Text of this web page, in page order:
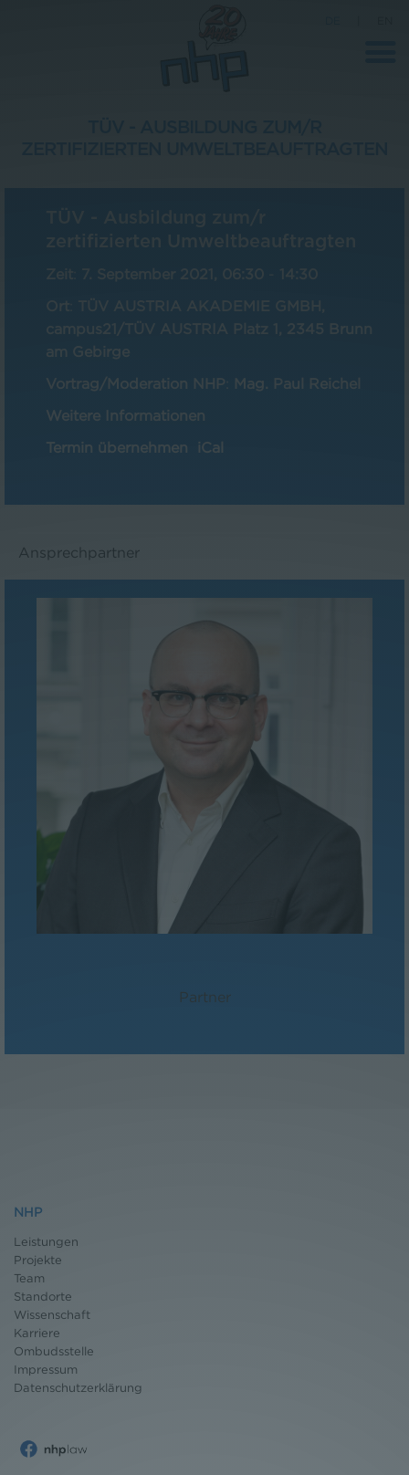
Pressebereich
Kontakt
Zeit 7. September 2021, 06:30
14:30
Ort
TÜV AUSTRIA AKADEMIE GMBH,
campus21/TÜV AUSTRIA Platz 1, 2345 Brunn
am Gebirge
Vortrag/Moderation NHP
Mag. Paul Reichel
Weitere Informationen
Termin übernehmen
iCal
Ansprechpartner
Partner
NHP
Leistungen
Projekte
Team
Standorte
Wissenschaft
Karriere
Ombudsstelle
Impressum
Datenschutzerklärung